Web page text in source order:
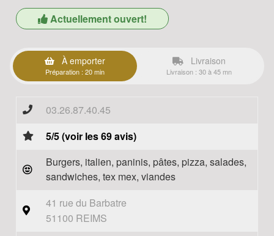
Actuellement ouvert!
À emporter
Préparation : 20 min
Livraison
Livraison : 30 à 45 mn
03.26.87.40.45
5/5 (voir les 69 avis)
Burgers, italien, paninis, pâtes, pizza, salades,
sandwiches, tex mex, viandes
41 rue du Barbatre
51100 REIMS